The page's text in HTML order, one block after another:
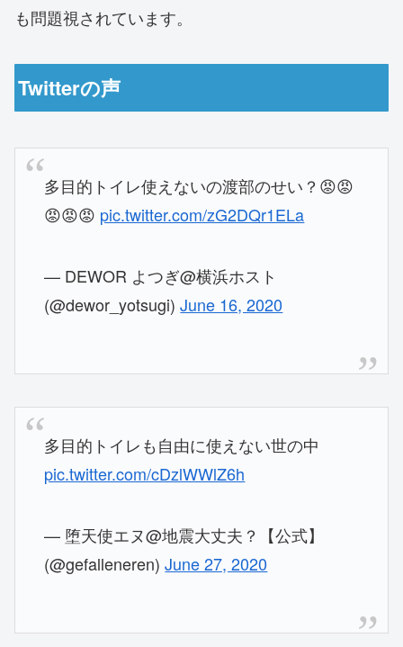
も問題視されています。
Twitterの声
多目的トイレ使えないの渡部のせい？😡😡
😡😡😡 pic.twitter.com/zG2DQr1ELa
— DEWOR よつぎ@横浜ホスト
(@dewor_yotsugi)June 16, 2020
多目的トイレも自由に使えない世の中
pic.twitter.com/cDzlWWlZ6h
— 堕天使エヌ@地震大丈夫？【公式】
(@gefalleneren)June 27, 2020